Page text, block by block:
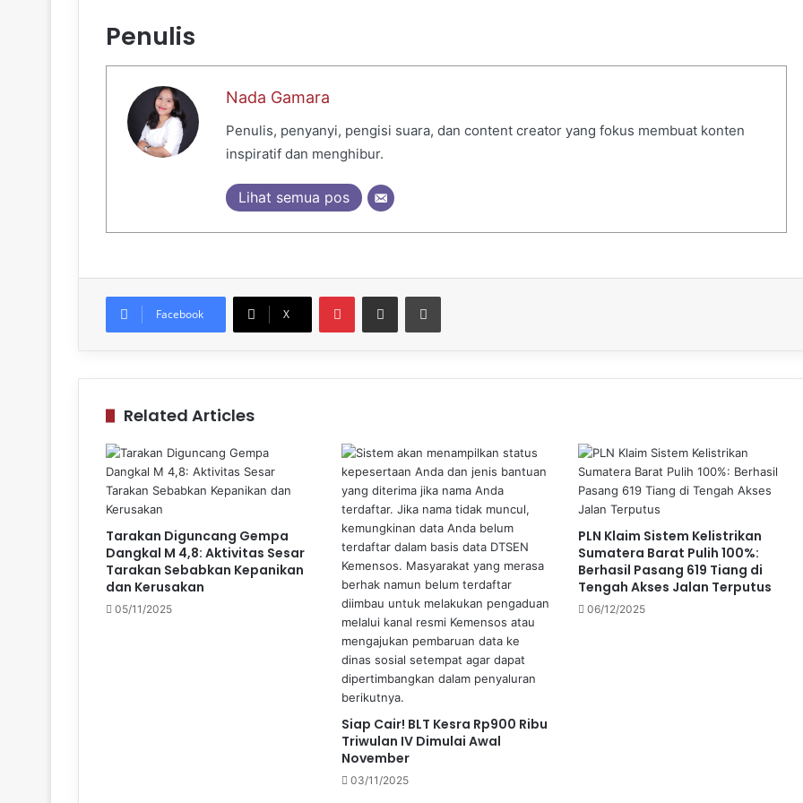
Penulis
Nada Gamara
Penulis, penyanyi, pengisi suara, dan content creator yang fokus membuat konten
inspiratif dan menghibur.
Lihat semua pos
Facebook X
PinterestShare via Email Print
Related Articles
Tarakan Diguncang Gempa
Dangkal M 4,8: Aktivitas Sesar
Tarakan Sebabkan Kepanikan
dan Kerusakan
05/11/2025
Siap Cair! BLT Kesra Rp900 Ribu
Triwulan IV Dimulai Awal
November
03/11/2025
PLN Klaim Sistem Kelistrikan
Sumatera Barat Pulih 100%:
Berhasil Pasang 619 Tiang di
Tengah Akses Jalan Terputus
06/12/2025